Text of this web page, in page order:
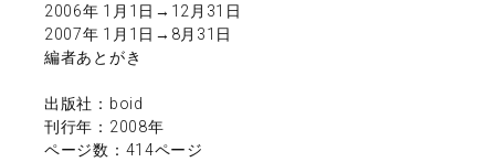
2006年 1月1日→12月31日
2007年 1月1日→8月31日
編者あとがき
出版社：boid
刊行年：2008年
ページ数：414ページ